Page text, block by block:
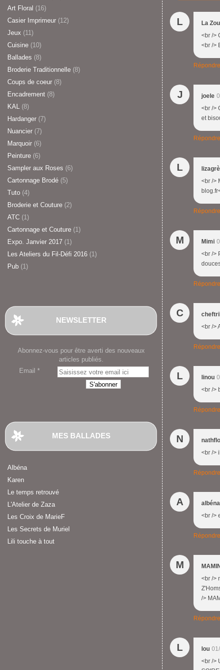
Art Floral (16)
Casier Imprimeur (12)
Jeux (11)
Cuisine (10)
Ballades (8)
Broderie Traditionnelle (8)
Coups de coeur (8)
Encadrement (8)
KAL (8)
Hardanger (7)
Nuancier (7)
Marquoir (6)
Peinture (6)
Sampler aux Roses (6)
Cartonnage Brodé (5)
Tuto (4)
Broderie et Couture (2)
ATC (1)
Cartonnage et Couture (1)
Expo. Janvier 2017 (1)
Les Ateliers du Fil-Défi 2016 (1)
Pub (1)
NEWSLETTER
Abonnez-vous pour être averti des nouveaux
articles publiés.
Email
MES BALLADES
Albéna
Karen
Le temps retrouvé
L'Atelier de Zaza
Les Croix de MarieF
Les Secrets de Muriel
Lili touche à tout
L
La
<br />
<br />
Répondre
J joele
<br />
et
Répondre
L
<br />
Répondre
M Mimi
<br />
Répondre
C
<br />
Répondre
L linou
<br />
Répondre
N
nathflo
<br />
Répondre
A
albéna
<br />
Répondre
M
<br />
/>
Répondre
L lou
<br />